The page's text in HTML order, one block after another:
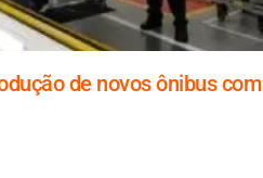
de novos ônibus com